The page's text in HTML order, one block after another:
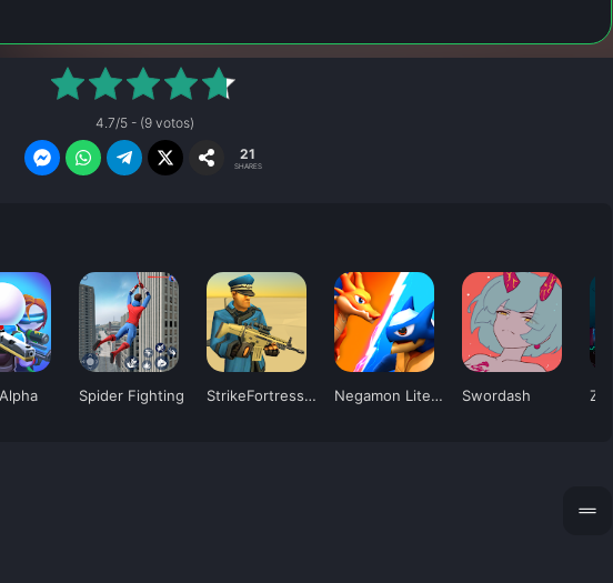
4.7/5 - (9 votos)
21
SHARES
Spider Fighting StrikeFortressBox Negamon Lite: Monster Battle Swordash
drag_handle